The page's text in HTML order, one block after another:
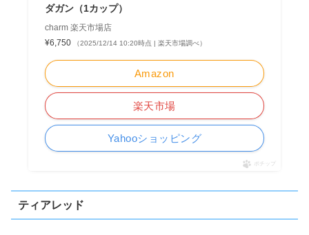
ダガン（1カップ）
charm 楽天市場店
¥6,750
（2025/12/14 10:20時点 | 楽天市場調べ）
Amazon
楽天市場
Yahooショッピング
ポチップ
ティアレッド